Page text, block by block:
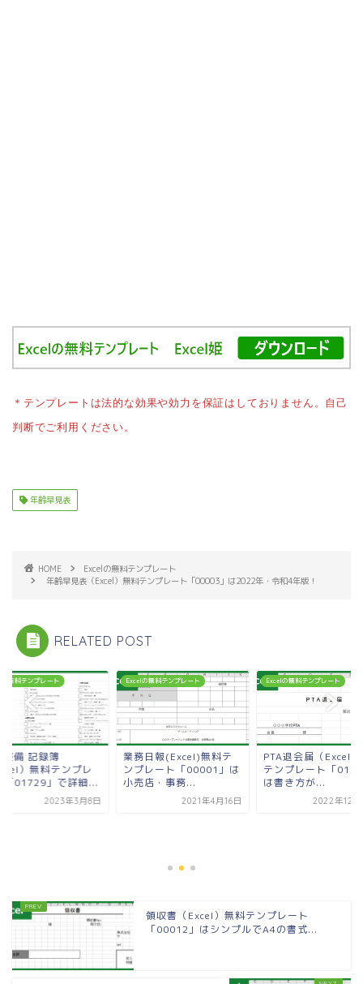
＊テンプレートは法的な効果や効力を保証はしておりません。自己
判断でご利用ください。
年齢早見表
HOME
Excelの無料テンプレート
年齢早見表（Excel）無料テンプレート「00003」は2022年・令和4年版！
RELATED POST
無料テンプレート
整備 記録簿
）無料テンプレ
「01729」で詳細...
2023年3月8日
Excelの無料テンプレート
業務日報(Excel)無料テ
ンプレート「00001」は
小売店・事務...
2021年4月16日
Excelの無料テンプレート
PTA退会届（Excel
テンプレート「
は書き方が...
2022年12
領収書（Excel）無料テンプレート
「00012」はシンプルでA4の書式...